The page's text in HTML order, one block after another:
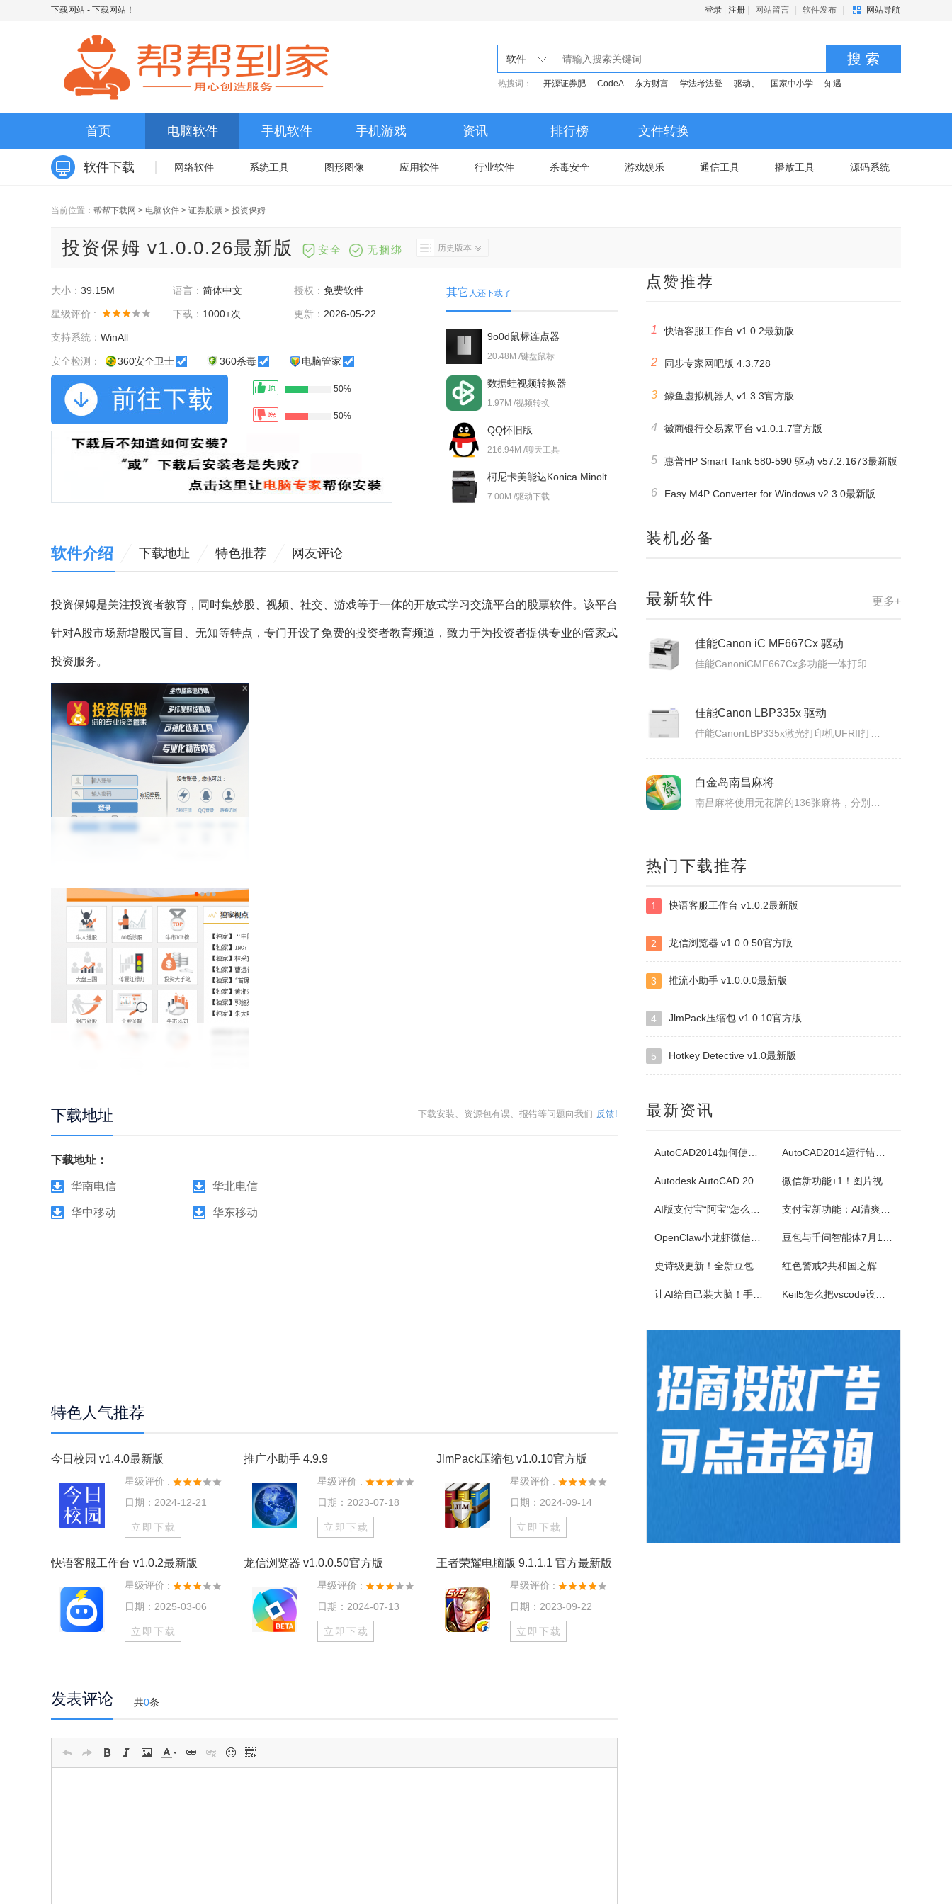
下载网站 - 下载网站！ 登录 注册 网站留言 软件发布 网站导航
软件 搜 索
热搜词： 开源证券肥 CodeA 东方财富 学法考法登 驱动、 国家中小学 知遇
首页 电脑软件 手机软件 手机游戏 资讯 排行榜 文件转换
软件下载 网络软件 系统工具 图形图像 应用软件 行业软件 杀毒安全 游戏娱乐 通信工具 播放工具 源码系统
当前位置： 帮帮下载网 > 电脑软件 > 证券股票 > 投资保姆
投资保姆 v1.0.0.26最新版 安全 无捆绑 历史版本
大小： 39.15M 语言： 简体中文 授权：免费软件
星级评价 : 下载： 1000+次 更新： 2026-05-22
支持系统： WinAll
安全检测： 360安全卫士 360杀毒 电脑管家
50%
50%
其它 人还下载了
9o0d鼠标连点器
20.48M /键盘鼠标
数据蛙视频转换器
1.97M /视频转换
QQ怀旧版
216.94M /聊天工具
7.00M /驱动下载
软件介绍 下载地址 特色推荐 网友评论
投资保姆是关注投资者教育，同时集炒股、视频、社交、游戏等于一体的开放式学习交流平台的股票软件。该平台
针对A股市场新增股民盲目、无知等特点，专门开设了免费的投资者教育频道，致力于为投资者提供专业的管家式
投资服务。
下载地址 下载安装、资源包有误、报错等问题向我们 反馈!
下载地址：
华南电信 华北电信
华中移动 华东移动
特色人气推荐
今日校园 v1.4.0最新版
星级评价 :
日期：2024-12-21
立即下载
推广小助手 4.9.9
星级评价 :
日期：2023-07-18
立即下载
JlmPack压缩包 v1.0.10官方版
星级评价 :
日期：2024-09-14
立即下载
快语客服工作台 v1.0.2最新版
星级评价 :
日期：2025-03-06
立即下载
龙信浏览器 v1.0.0.50官方版
星级评价 :
日期：2024-07-13
立即下载
王者荣耀电脑版 9.1.1.1 官方最新版
星级评价 :
日期：2023-09-22
立即下载
发表评论 共0条
点赞推荐
1 快语客服工作台 v1.0.2最新版
2 同步专家网吧版 4.3.728
3 鲸鱼虚拟机器人 v1.3.3官方版
4 徽商银行交易家平台 v1.0.1.7官方版
5 惠普HP Smart Tank 580-590 驱动 v57.2.1673最新版
6 Easy M4P Converter for Windows v2.3.0最新版
装机必备
更多+
最新软件
佳能Canon iC MF664Cdw 驱动
四块子
白金岛掼蛋
掼蛋是一种以华东为主，在淮安以及周边地区广为流传的扑克游戏，起源于江苏省淮安市，故又称淮安掼蛋，是由地方的扑克牌局跑得快和八十分发展演化而来。★★★游戏特色★★★经典掼蛋，正宗地道玩法劲爆体验，玩法多样超刺激组队PK，高手过招见真章电视独播，真人竞技挑战赛
超级台球大师
佳能Canon imageFORCE C5150 驱动
佳能CanonimageFORCEC5150数码复合机驱动下载版本：v.3.40发布日期：2026年7月3日适用于：Windows10/Windows11系统。
热门下载推荐
1 快语客服工作台 v1.0.2最新版
2 龙信浏览器 v1.0.0.50官方版
3 推流小助手 v1.0.0.0最新版
4 JlmPack压缩包 v1.0.10官方版
5 Hotkey Detective v1.0最新版
最新资讯
AutoCAD2014如何使用图案填充 AutoCAD2014运行错误怎么办
Autodesk AutoCAD 2014安装教程 微信新功能+1！图片视频合并功能来了
AI版支付宝“阿宝”怎么用？右滑切换方法与内测邀请码获取指南 支付宝新功能：AI清爽版“阿宝”公测！
OpenClaw小龙虾微信接入教程：服务器部署、API Key配置 豆包与千问智能体7月15日下线！附3步完整数据备份与导出教程
史诗级更新！全新豆包视频通话功能来了 红色警戒2共和国之辉快捷键
让AI给自己装大脑！手把手教你学会安装使用Agent Skill Keil5怎么把vscode设置外部编辑器